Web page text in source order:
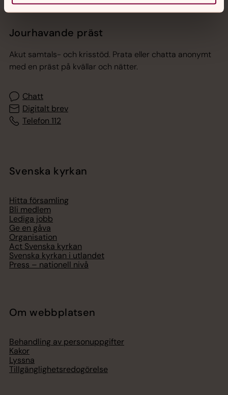
Jourhavande präst
Akut samtals- och krisstöd. Prata eller chatta anonymt
med en präst på kvällar och nätter.
Chatt
Digitalt brev
Telefon 112
Svenska kyrkan
Hitta församling
Bli medlem
Lediga jobb
Ge en gåva
Organisation
Act Svenska kyrkan
Svenska kyrkan i utlandet
Press – nationell nivå
Om webbplatsen
Behandling av personuppgifter
Kakor
Lyssna
Tillgänglighetsredogörelse